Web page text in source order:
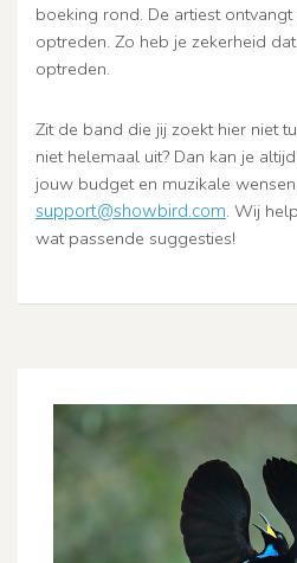
boeking rond. De artiest
optreden. Zo heb je zekerheid
optreden.
Zit de band die jij zoekt hier niet
niet helemaal uit? Dan kan je
jouw budget en muzikale
support@showbird.com. Wij
wat passende suggesties!